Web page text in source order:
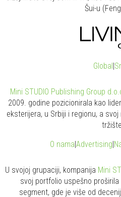
Šui-u
Global|
Mini STUDIO Publishing Group
2009. godine pozicionirala kao
eksterijera, u Srbiji i regionu, a
O nama|Advertising|
U svojoj grupaciji, kompanija Mini
svoj portfolio uspešno proširila
segment, gde je više od